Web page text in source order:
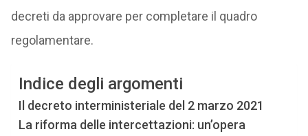
decreti da approvare per completare il quadro
regolamentare.
Indice degli argomenti
Il decreto interministeriale del 2 marzo 2021
La riforma delle intercettazioni: un’opera